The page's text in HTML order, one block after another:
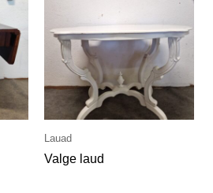
Lauad
Valge laud